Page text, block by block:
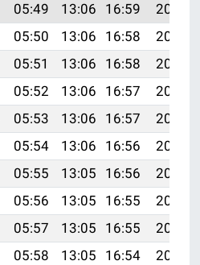
05:49 13:06 16:59
20:13
05:50 13:06 16:58
20:12
05:51 13:06 16:58
20:11
05:52 13:06 16:57
20:10
05:53 13:06 16:57
20:08
05:54 13:06 16:56
20:07
05:55 13:05 16:56
20:06
05:56 13:05 16:55
20:05
05:57 13:05 16:55
20:03
05:58 13:05 16:54
20:02